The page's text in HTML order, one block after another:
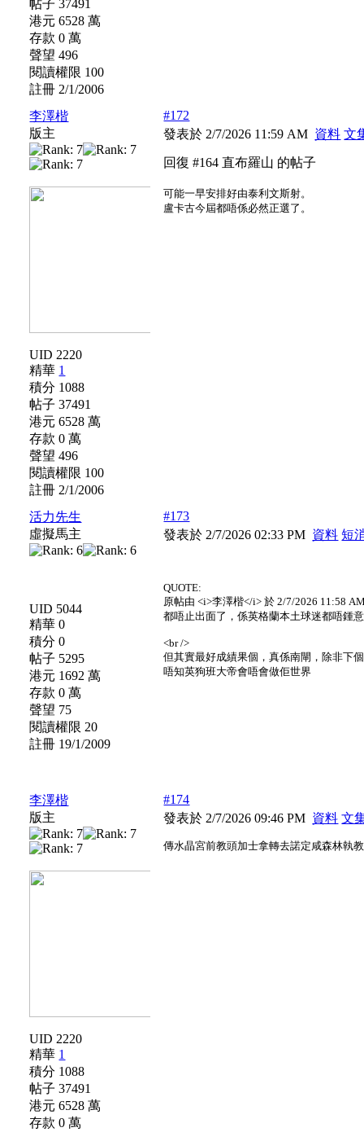
帖子 37491
港元 6528 萬
存款 0 萬
聲望 496
閱讀權限 100
註冊 2/1/2006
李澤楷
版主
UID 2220
精華 1
積分 1088
帖子 37491
港元 6528 萬
存款 0 萬
聲望 496
閱讀權限 100
註冊 2/1/2006
#172
發表於 2/7/2026 11:59 AM 資料 文
回復 #164 直布羅山 的帖子
可能一早安排好由泰利文斯射。
盧卡古今屆都唔係必然正選了。
活力先生
虛擬馬主
UID 5044
精華 0
積分 0
帖子 5295
港元 1692 萬
存款 0 萬
聲望 75
閱讀權限 20
註冊 19/1/2009
#173
發表於 2/7/2026 02:33 PM 資料 短
QUOTE:
原帖由 <i>李澤楷</i> 於 2/7/2026 11:58
都唔止出面了，係英格蘭本土球迷都唔鍾
<br />
但其實最好成績果個，真係南閘，除非下
唔知英狗班大帝會唔會做佢世界
李澤楷
版主
UID 2220
精華 1
積分 1088
帖子 37491
港元 6528 萬
存款 0 萬
#174
發表於 2/7/2026 09:46 PM 資料 文
傳水晶宮前教頭加士拿轉去諾定咸森林執